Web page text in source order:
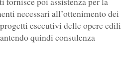
necessari all’ottenimento dei
esecutivi delle opere edili
quindi consulenza